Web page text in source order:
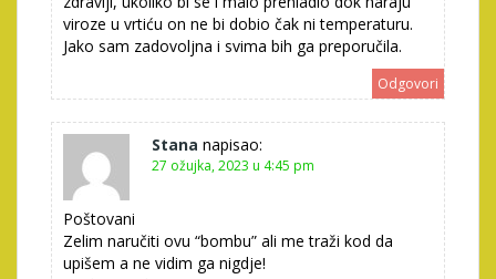
viroze u vrtiću on ne bi dobio čak ni temperaturu.
Jako sam zadovoljna i svima bih ga preporučila.
Odgovori
Stana napisao:
27 ožujka, 2023 u 4:45 pm
Poštovani
Zelim naručiti ovu “bombu” ali me traži kod da
upišem a ne vidim ga nigdje!